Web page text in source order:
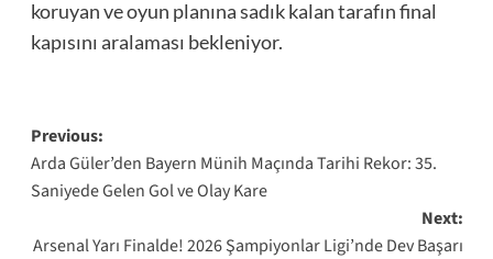
koruyan ve oyun planına sadık kalan tarafın final
kapısını aralaması bekleniyor.
Post
navigation
Previous:
Arda Güler’den Bayern Münih Maçında Tarihi Rekor: 35.
Saniyede Gelen Gol ve Olay Kare
Next:
Arsenal Yarı Finalde! 2026 Şampiyonlar Ligi’nde Dev Başarı